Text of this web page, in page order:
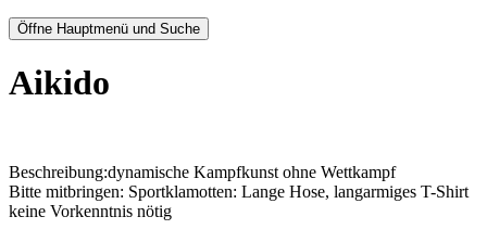
Öffne Hauptmenü und Suche
Aikido
Beschreibung:dynamische Kampfkunst ohne Wettkampf
Bitte mitbringen: Sportklamotten: Lange Hose, langarmiges T-Shirt
keine Vorkenntnis nötig